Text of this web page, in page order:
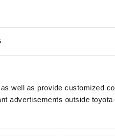
well as provide customized
advertisements outside